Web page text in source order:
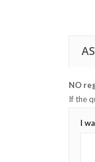
NO
If the
I